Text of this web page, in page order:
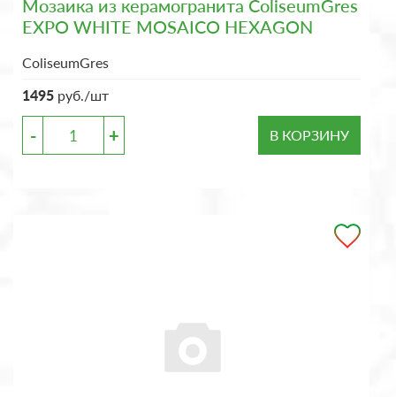
Мозаика из керамогранита ColiseumGres
EXPO WHITE MOSAICO HEXAGON
ColiseumGres
1495 руб./шт
- + В КОРЗИНУ